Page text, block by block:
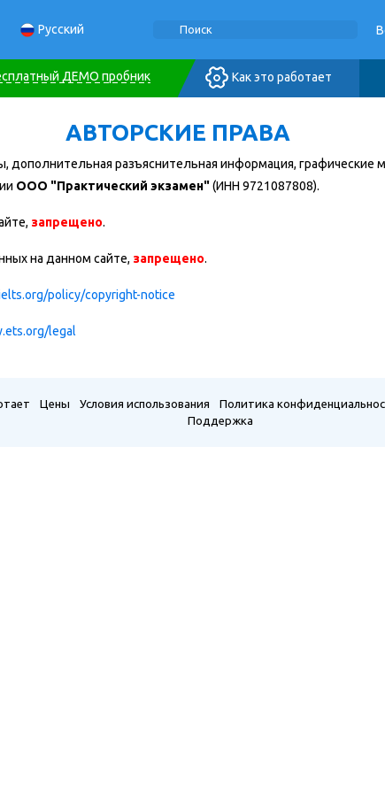
Русский
ДЕМО пробник Как это работает
АВТОРСКИЕ ПРАВА
дополнительная разъяснительная информация, графические
ООО "Практический экзамен"(ИНН 9721087808).
запрещено.
на данном сайте, запрещено.
policy/copyright-notice
legal
Цены Условия использования Политика
Поддержка